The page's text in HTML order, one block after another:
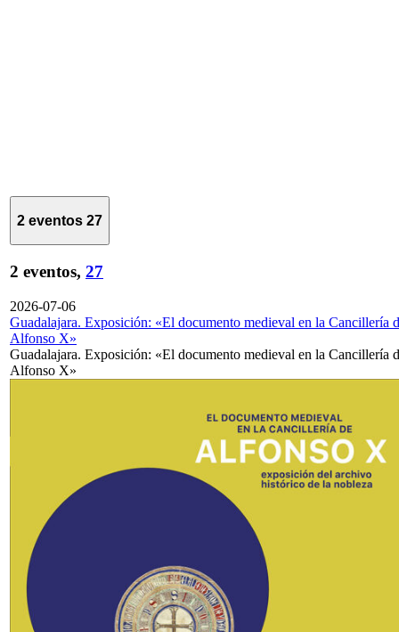
2 eventos 27
2 eventos, 27
2026-07-06
Guadalajara. Exposición: «El documento medieval en la Cancillería
Alfonso X»
Guadalajara. Exposición: «El documento medieval en la Cancillería
Alfonso X»